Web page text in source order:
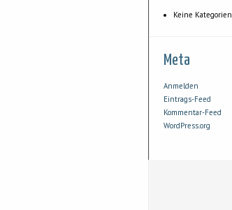
Keine Kategorien
Meta
Anmelden
Eintrags-Feed
Kommentar-Feed
WordPress.org